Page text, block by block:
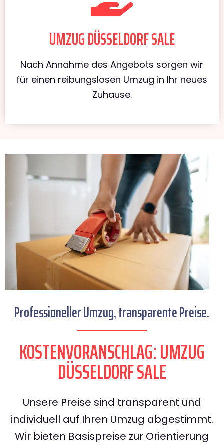
UMZUG DÜSSELDORF SALE
Nach Annahme des Angebots sorgen wir
für einen reibungslosen Umzug in Ihr neues
Zuhause.
Professioneller Umzug, transparente Preise.
KOSTENVORANSCHLAG: UMZUG
DÜSSELDORF SALE
Unsere Preise sind transparent und
individuell auf Ihren Umzug abgestimmt.
Wir bieten Basispreise zur Orientierung